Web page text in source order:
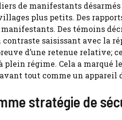
de manifestants
plus petits. Des
Des témoins
saisissant avec la
d’une retenue relative;
régime. Cela a marqué
tout comme un appareil
stratégie de